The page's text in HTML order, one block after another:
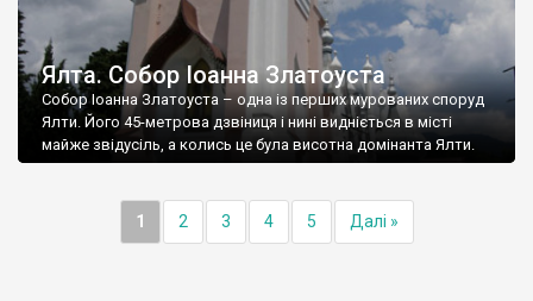
Ялта. Собор Іоанна Златоуста
Собор Іоанна Златоуста – одна із перших мурованих споруд
Ялти. Його 45-метрова дзвіниця і нині видніється в місті
майже звідусіль, а колись це була висотна домінанта Ялти.
1 2 3 4 5 Далі »